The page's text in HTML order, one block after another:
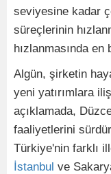
seviyesine kadar
süreçlerinin
hızlanmasında
Algün, şirketin
yeni yatırımlara
açıklamada,
faaliyetlerini
Türkiye'nin farklı
İstanbul ve